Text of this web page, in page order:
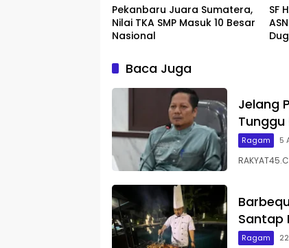
Pekanbaru Juara Sumatera,
Nilai TKA SMP Masuk 10 Besar
Nasional
SF
Baca Juga
Jelang
Ragam 5
Santap
Ragam